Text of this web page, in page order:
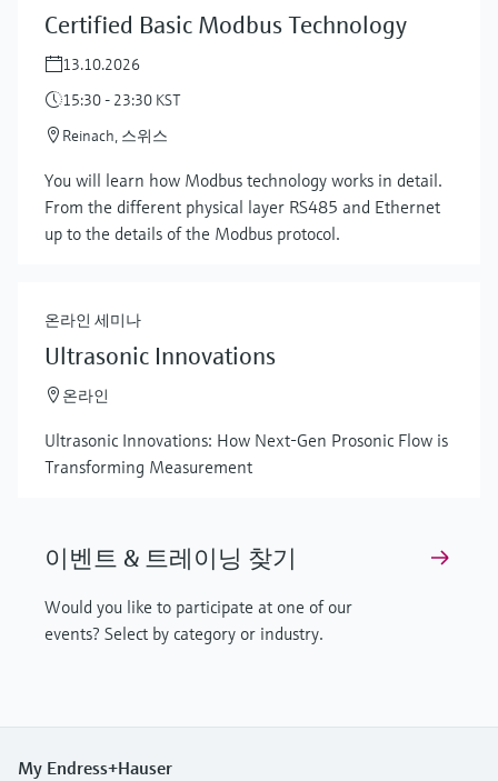
Certified Basic Modbus Technology
13.10.2026
15:30 - 23:30 KST
Reinach, 스위스
You will learn how Modbus technology works in detail.
From the different physical layer RS485 and Ethernet
up to the details of the Modbus protocol.
온라인 세미나
Ultrasonic Innovations
온라인
Ultrasonic Innovations: How Next-Gen Prosonic Flow is
Transforming Measurement
이벤트 & 트레이닝 찾기
Would you like to participate at one of our
events? Select by category or industry.
My Endress+Hauser